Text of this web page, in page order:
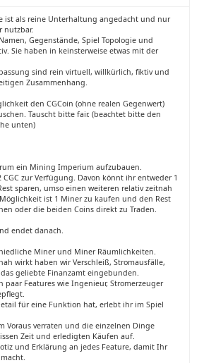
ist als reine Unterhaltung angedacht und nur
nutzbar.
Gegenstände, Spiel Topologie und
Sie haben in keinsterweise etwas mit der
sind rein virtuell, willkürlich, fiktiv und
Zusammenhang.
den CGCoin (ohne realen Gegenwert)
Tauscht bitte fair. (beachtet bitte den
unten)
ein Mining Imperium aufzubauen.
zur Verfügung. Davon könnt ihr entweder 1
sparen, umso einen weiteren relativ zeitnah
ist 1 Miner zu kaufen und den Rest
oder die beiden Coins direkt zu Traden.
endet danach.
Miner und Miner Räumlichkeiten.
wirkt haben wir Verschleiß, Stromausfälle,
geliebte Finanzamt eingebunden.
paar Features wie Ingenieur, Stromerzeuger
für eine Funktion hat, erlebt ihr im Spiel
Voraus verraten und die einzelnen Dinge
Zeit und erledigten Käufen auf.
und Erklärung an jedes Feature, damit Ihr